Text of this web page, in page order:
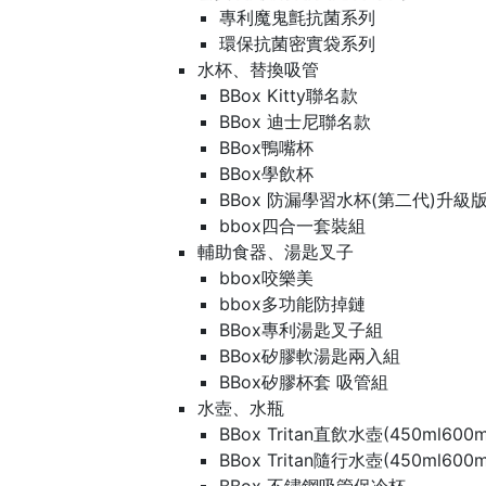
專利魔鬼氈抗菌系列
環保抗菌密實袋系列
水杯、替換吸管
BBox Kitty聯名款
BBox 迪士尼聯名款
BBox鴨嘴杯
BBox學飲杯
BBox 防漏學習水杯(第二代)升級版
bbox四合一套裝組
輔助食器、湯匙叉子
bbox咬樂美
bbox多功能防掉鏈
BBox專利湯匙叉子組
BBox矽膠軟湯匙兩入組
BBox矽膠杯套 吸管組
水壺、水瓶
BBox Tritan直飲水壺
BBox Tritan隨行水壺